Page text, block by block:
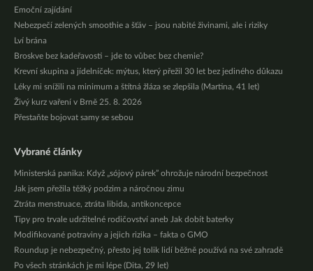
Emoční zajídání
Nebezpečí zelených smoothie a šťáv – jsou nabité živinami, ale i riziky
Lví brána
Broskve bez kadeřavosti – jde to vůbec bez chemie?
Krevní skupina a jídelníček: mýtus, který přežil 30 let bez jediného důkazu
Léky mi snížili na minimum a štítná žláza se zlepšila (Martina, 41 let)
Živý kurz vaření v Brně 25. 8. 2026
Přestaňte bojovat samy se sebou
Vybrané články
Ministerská panika: Když „sójový párek” ohrožuje národní bezpečnost
Jak jsem přežila těžký podzim a náročnou zimu
Ztráta menstruace, ztráta libida, antikoncepce
Tipy pro trvale udržitelné rodičovství aneb Jak dobít baterky
Modifikované potraviny a jejich rizika – fakta o GMO
Roundup je nebezpečný, přesto jej tolik lidí běžně používá na své zahradě
Po všech stránkách je mi lépe (Dita, 29 let)